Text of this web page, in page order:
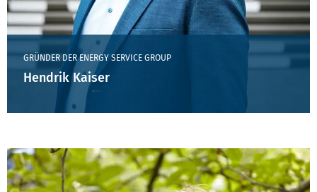
GRÜNDER DER ENERGY SERVICE GROUP
Hendrik Kaiser